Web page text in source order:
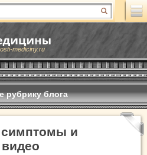
mediciny.ru
рубрику блога
и